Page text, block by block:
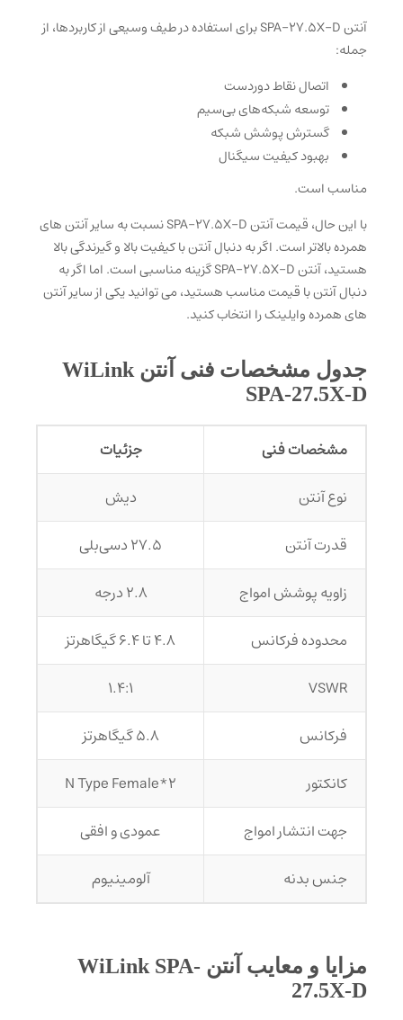
آنتن SPA-27.5X-D برای استفاده در طیف وسیعی از کاربردها، از
جمله:
اتصال نقاط دوردست
توسعه شبکه‌های بی‌سیم
گسترش پوشش شبکه
بهبود کیفیت سیگنال
مناسب است.
با این حال، قیمت آنتن SPA-27.5X-D نسبت به سایر آنتن های
همرده بالاتر است. اگر به دنبال آنتن با کیفیت بالا و گیرندگی بالا
هستید، آنتن SPA-27.5X-D گزینه مناسبی است. اما اگر به
دنبال آنتن با قیمت مناسب هستید، می توانید یکی از سایر آنتن
های همرده وایلینک را انتخاب کنید.
جدول مشخصات فنی آنتن WiLink
SPA-27.5X-D
مشخصات فنی
جزئیات
نوع آنتن
دیش
قدرت آنتن
27.5 دسی‌بلی
زاویه پوشش امواج
2.8 درجه
محدوده فرکانس
4.8 تا 6.4 گیگاهرتز
VSWR
1.4:1
فرکانس
5.8 گیگاهرتز
کانکتور
2*N Type Female
جهت انتشار امواج
عمودی و افقی
جنس بدنه
آلومینیوم
مزایا و معایب آنتن WiLink SPA-
27.5X-D